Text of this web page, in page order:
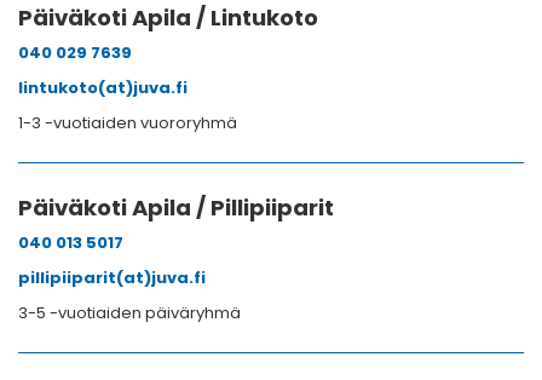
Päiväkoti Apila / Lintukoto
040 029 7639
lintukoto(at)juva.fi
1-3 -vuotiaiden vuororyhmä
Päiväkoti Apila / Pillipiiparit
040 013 5017
pillipiiparit(at)juva.fi
3-5 -vuotiaiden päiväryhmä